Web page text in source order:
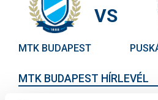
MTK BUDAPEST
VS
MTK BUDAPEST HÍRLEVÉL